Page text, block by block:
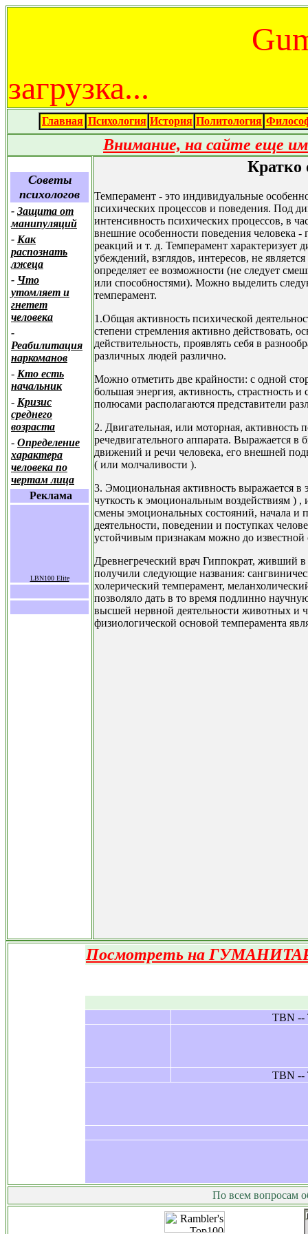
загрузка...
Главная Психология История Политология
Внимание, на сайте еще
Советы
психологов
- Защита от
манипуляций
- Как
распознать
лжеца
- Что
утомляет и
гнетет
человека
-
Реабилитация
наркоманов
- Кто есть
начальник
- Кризис
среднего
возраста
- Определение
характера
человека по
чертам лица
Реклама
LBN100 Elite
Кратко
Темперамент - это индивидуальные
психических процессов и поведения. Под
интенсивность психических процессов, в
внешние особенности поведения человека -
реакций и т. д. Темперамент характеризует
убеждений, взглядов, интересов, не
определяет ее возможности (не следует
или способностями). Можно выделить
темперамент.
1.Общая активность психической
степени стремления активно действовать,
действительность, проявлять себя в
различных людей различно.
Можно отметить две крайности: с одной
большая энергия, активность, страстность
полюсами располагаются представители
2. Двигательная, или моторная, активность
речедвигательного аппарата. Выражается
движений и речи человека, его внешней
( или молчаливости ).
3. Эмоциональная активность выражается
чуткость к эмоциональным воздействиям )
смены эмоциональных состояний, начала и
деятельности, поведении и поступках
устойчивым признакам можно до известной
Древнегреческий врач Гиппократ, живший
получили следующие названия:
холерический темперамент,
позволяло дать в то время подлинно
высшей нервной деятельности животных и
физиологической основой темперамента
Посмотреть на
По всем вопросам